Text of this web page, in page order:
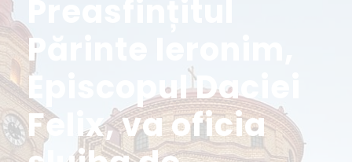
Părinte Ieronim,
Episcopul Daciei
Felix, va oficia